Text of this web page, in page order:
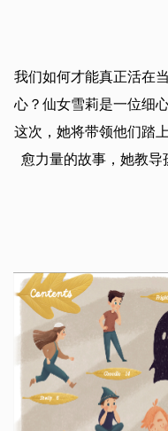
我们如何才能真正活在
心？仙女雪莉是一位细
这次，她将带领他们踏
愈力量的故事，她教导